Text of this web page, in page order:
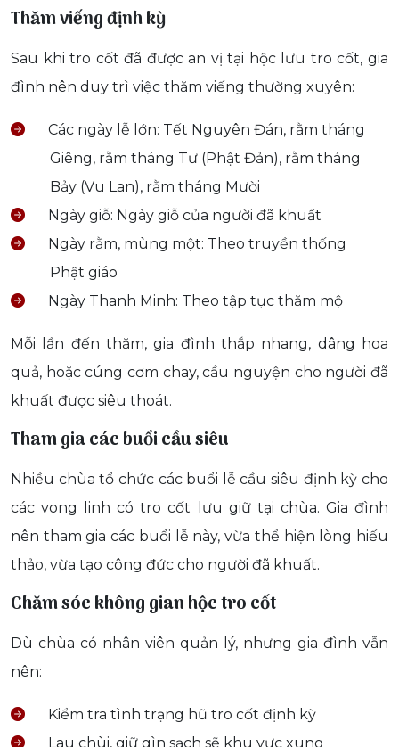
Thăm viếng định kỳ
Sau khi tro cốt đã được an vị tại hộc lưu tro cốt, gia
đình nên duy trì việc thăm viếng thường xuyên:
Các ngày lễ lớn: Tết Nguyên Đán, rằm tháng
Giêng, rằm tháng Tư (Phật Đản), rằm tháng
Bảy (Vu Lan), rằm tháng Mười
Ngày giỗ: Ngày giỗ của người đã khuất
Ngày rằm, mùng một: Theo truyền thống
Phật giáo
Ngày Thanh Minh: Theo tập tục thăm mộ
Mỗi lần đến thăm, gia đình thắp nhang, dâng hoa
quả, hoặc cúng cơm chay, cầu nguyện cho người đã
khuất được siêu thoát.
Tham gia các buổi cầu siêu
Nhiều chùa tổ chức các buổi lễ cầu siêu định kỳ cho
các vong linh có tro cốt lưu giữ tại chùa. Gia đình
nên tham gia các buổi lễ này, vừa thể hiện lòng hiếu
thảo, vừa tạo công đức cho người đã khuất.
Chăm sóc không gian hộc tro cốt
Dù chùa có nhân viên quản lý, nhưng gia đình vẫn
nên:
Kiểm tra tình trạng hũ tro cốt định kỳ
Lau chùi, giữ gìn sạch sẽ khu vực xung